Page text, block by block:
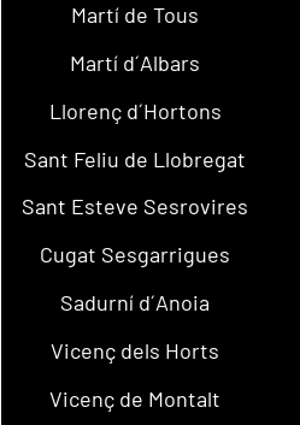
Martí de Tous
Martí d´Albars
Llorenç d´Hortons
Sant Feliu de Llobregat
Sant Esteve Sesrovires
Cugat Sesgarrigues
Sadurní d´Anoia
Vicenç dels Horts
Vicenç de Montalt